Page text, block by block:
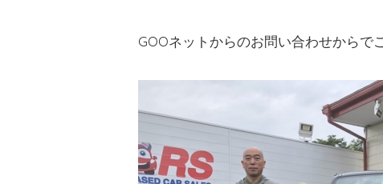
GOOネットからのお問い合わせからで